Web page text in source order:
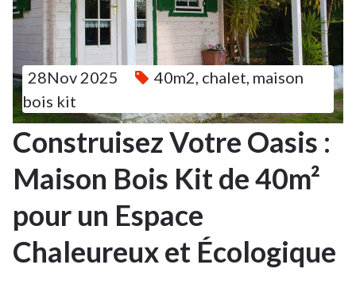
28Nov 2025 40m2 chalet maison
bois kit
Construisez Votre Oasis :
Maison Bois Kit de 40m²
pour un Espace
Chaleureux et Écologique